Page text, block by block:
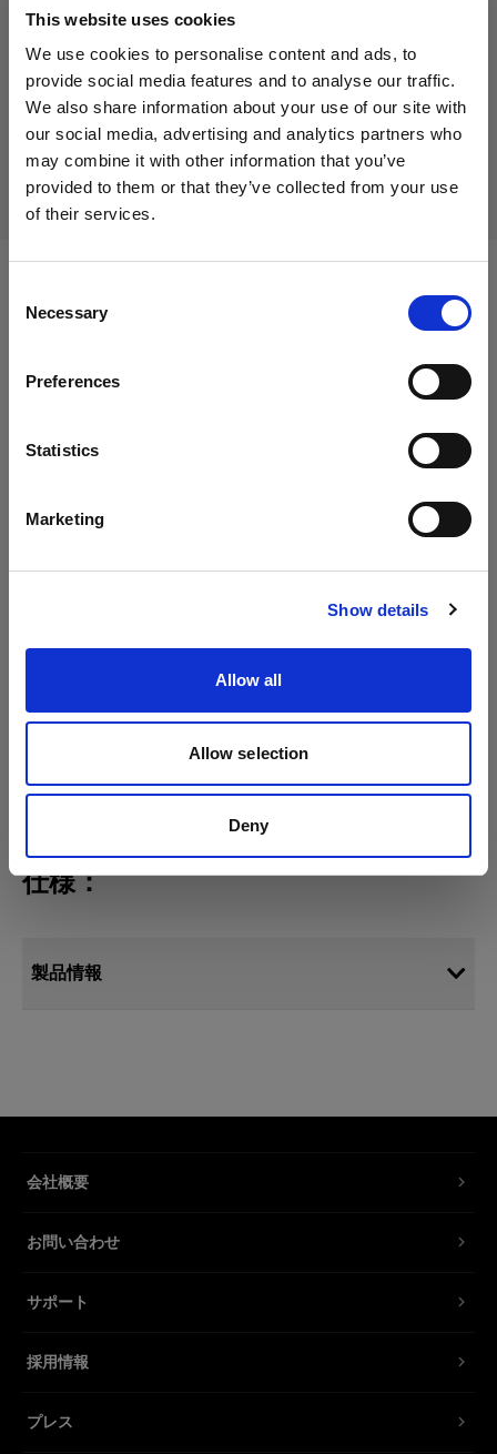
This website uses cookies
We use cookies to personalise content and ads, to
provide social media features and to analyse our traffic.
We also share information about your use of our site with
our social media, advertising and analytics partners who
may combine it with other information that you’ve
provided to them or that they’ve collected from your use
of their services.
Selection
Necessary
Preferences
Statistics
Marketing
Show details
Allow all
Allow selection
Deny
地域を変更しますか？
Cyprus
サイトにアクセス
41,18 €
消費税抜き
カートに追加する
配送と返品
次に対応：
Heads
Acute/D4 ヘッド
仕様：
製品情報
デリングランプ
製品番号
230-240V規格のAcute/D4ヘッド用スペアモデリ
ングランプ。
会社概要
お問い合わせ
サポート
採用情報
プレス